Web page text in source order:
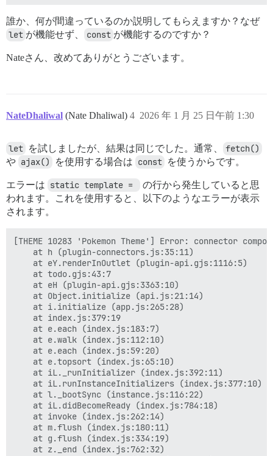
誰か、何が間違っているのか説明してもらえますか？なぜ
let が機能せず、 const が機能するのですか？
Nateさん、改めてありがとうございます。
NateDhaliwal (Nate Dhaliwal) 2026 年 1 月 25 日午前 1:30
4
let を試しましたが、結果は同じでした。通常、 fetch()
や ajax() を使用する場合は const を使うからです。
エラーは static template =
の行から発生していると思
われます。これを使用すると、以下のようなエラーが表示
されます。
[THEME 10283 'Pokemon Theme'] Error: connector
    at h (plugin-connectors.js:35:11)
    at eY.renderInOutlet (plugin-api.gjs:1116:5)
    at todo.gjs:43:7
    at eH (plugin-api.gjs:3363:10)
    at Object.initialize (api.js:21:14)
    at i.initialize (app.js:265:28)
    at index.js:379:19
    at e.each (index.js:183:7)
    at e.walk (index.js:112:10)
    at e.each (index.js:59:20)
    at e.topsort (index.js:65:10)
    at iL._runInitializer (index.js:392:11)
    at iL.runInstanceInitializers (index.js:377:10)
    at l._bootSync (instance.js:116:22)
    at iL.didBecomeReady (index.js:784:18)
    at invoke (index.js:262:14)
    at m.flush (index.js:180:11)
    at g.flush (index.js:334:19)
    at z._end (index.js:762:32)